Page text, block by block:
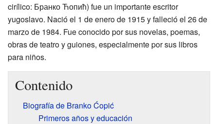
cirílico: Бранко Ћопић) fue un importante escritor
yugoslavo. Nació el 1 de enero de 1915 y falleció el 26 de
marzo de 1984. Fue conocido por sus novelas, poemas,
obras de teatro y guiones, especialmente por sus libros
para niños.
Contenido
Biografía de Branko Ćopić
Primeros años y educación